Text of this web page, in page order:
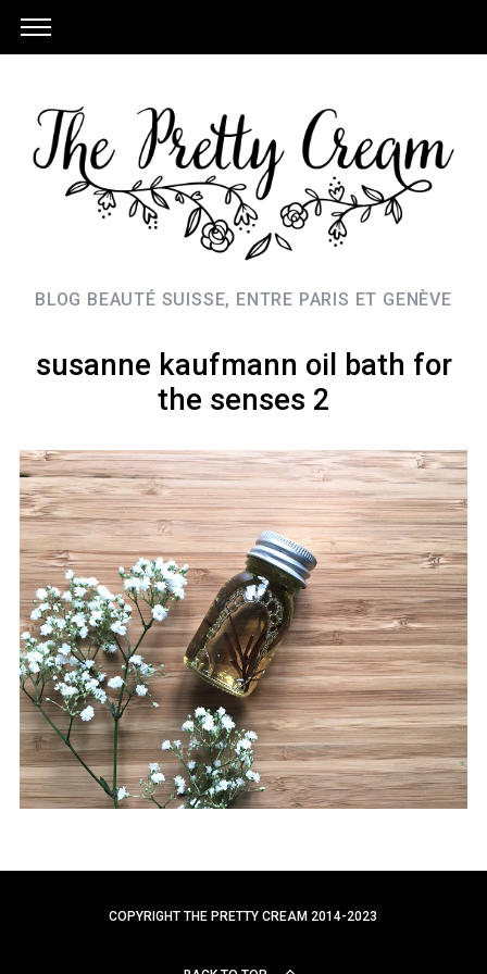
BLOG BEAUTÉ SUISSE, ENTRE PARIS ET GENÈVE
susanne kaufmann oil bath for
the senses 2
COPYRIGHT THE PRETTY CREAM 2014-2023
e
a
r
c
h
f
o
r
: